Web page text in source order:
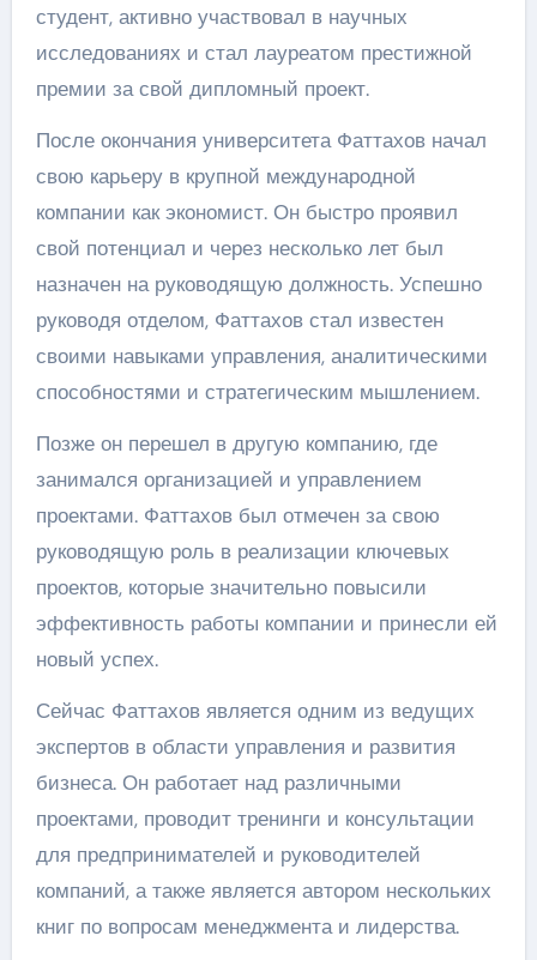
студент, активно участвовал в научных
исследованиях и стал лауреатом престижной
премии за свой дипломный проект.
После окончания университета Фаттахов начал
свою карьеру в крупной международной
компании как экономист. Он быстро проявил
свой потенциал и через несколько лет был
назначен на руководящую должность. Успешно
руководя отделом, Фаттахов стал известен
своими навыками управления, аналитическими
способностями и стратегическим мышлением.
Позже он перешел в другую компанию, где
занимался организацией и управлением
проектами. Фаттахов был отмечен за свою
руководящую роль в реализации ключевых
проектов, которые значительно повысили
эффективность работы компании и принесли ей
новый успех.
Сейчас Фаттахов является одним из ведущих
экспертов в области управления и развития
бизнеса. Он работает над различными
проектами, проводит тренинги и консультации
для предпринимателей и руководителей
компаний, а также является автором нескольких
книг по вопросам менеджмента и лидерства.